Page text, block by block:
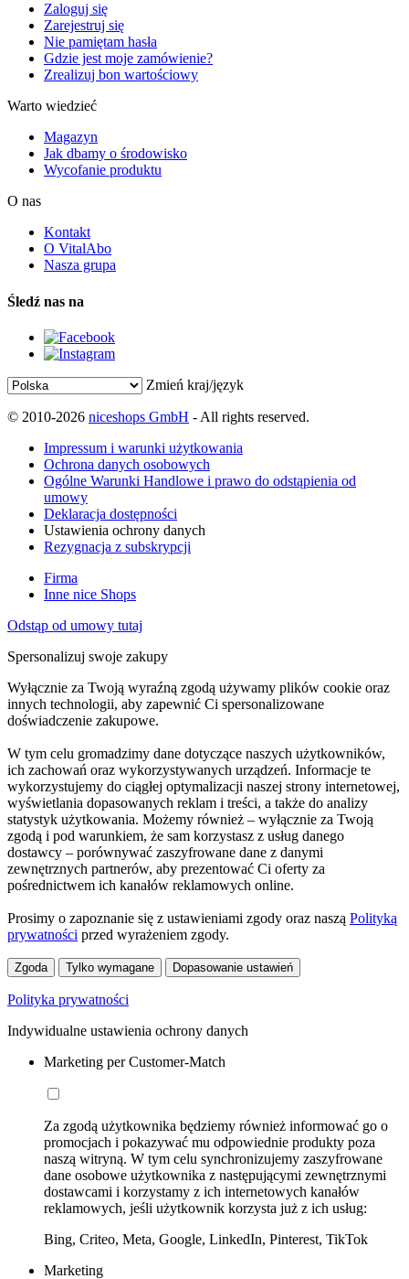
Zaloguj się
Zarejestruj się
Nie pamiętam hasła
Gdzie jest moje zamówienie?
Zrealizuj bon wartościowy
Warto wiedzieć
Magazyn
Jak dbamy o środowisko
Wycofanie produktu
O nas
Kontakt
O VitalAbo
Nasza grupa
Śledź nas na
Zmień kraj/język
© 2010-2026 niceshops GmbH - All rights reserved.
Impressum i warunki użytkowania
Ochrona danych osobowych
Ogólne Warunki Handlowe i prawo do odstąpienia od
umowy
Deklaracja dostępności
Ustawienia ochrony danych
Rezygnacja z subskrypcji
Firma
Inne nice Shops
Odstąp od umowy tutaj
Spersonalizuj swoje zakupy
Wyłącznie za Twoją wyraźną zgodą używamy plików cookie oraz
innych technologii, aby zapewnić Ci spersonalizowane
doświadczenie zakupowe.
W tym celu gromadzimy dane dotyczące naszych użytkowników,
ich zachowań oraz wykorzystywanych urządzeń. Informacje te
wykorzystujemy do ciągłej optymalizacji naszej strony internetowej,
wyświetlania dopasowanych reklam i treści, a także do analizy
statystyk użytkowania. Możemy również – wyłącznie za Twoją
zgodą i pod warunkiem, że sam korzystasz z usług danego
dostawcy – porównywać zaszyfrowane dane z danymi
zewnętrznych partnerów, aby prezentować Ci oferty za
pośrednictwem ich kanałów reklamowych online.
Prosimy o zapoznanie się z ustawieniami zgody oraz naszą Polityką
prywatności przed wyrażeniem zgody.
Zgoda Tylko wymagane Dopasowanie ustawień
Polityka prywatności
Indywidualne ustawienia ochrony danych
Marketing per Customer-Match
Za zgodą użytkownika będziemy również informować go o
promocjach i pokazywać mu odpowiednie produkty poza
naszą witryną. W tym celu synchronizujemy zaszyfrowane
dane osobowe użytkownika z następującymi zewnętrznymi
dostawcami i korzystamy z ich internetowych kanałów
reklamowych, jeśli użytkownik korzysta już z ich usług:
Bing, Criteo, Meta, Google, LinkedIn, Pinterest, TikTok
Marketing